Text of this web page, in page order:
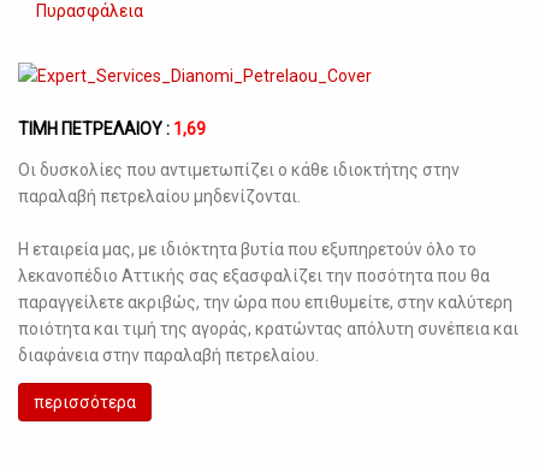
Πυρασφάλεια
TΙΜΗ ΠΕΤΡΕΛΑΙΟΥ : 1,69
Οι δυσκολίες που αντιμετωπίζει ο κάθε ιδιοκτήτης στην
παραλαβή πετρελαίου μηδενίζονται.
Η εταιρεία μας, με ιδιόκτητα βυτία που εξυπηρετούν όλο το
λεκανοπέδιο Αττικής σας εξασφαλίζει την ποσότητα που θα
παραγγείλετε ακριβώς, την ώρα που επιθυμείτε, στην καλύτερη
ποιότητα και τιμή της αγοράς, κρατώντας απόλυτη συνέπεια και
διαφάνεια στην παραλαβή πετρελαίου.
περισσότερα